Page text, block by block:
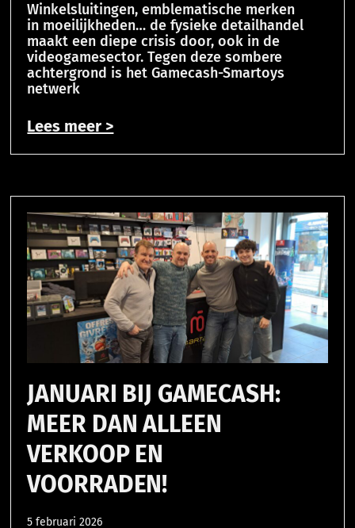
Winkelsluitingen, emblematische merken
in moeilijkheden… de fysieke detailhandel
maakt een diepe crisis door, ook in de
videogamesector. Tegen deze sombere
achtergrond is het Gamecash-Smartoys
netwerk
Lees meer >
JANUARI BIJ GAMECASH:
MEER DAN ALLEEN
VERKOOP EN
VOORRADEN!
5 februari 2026